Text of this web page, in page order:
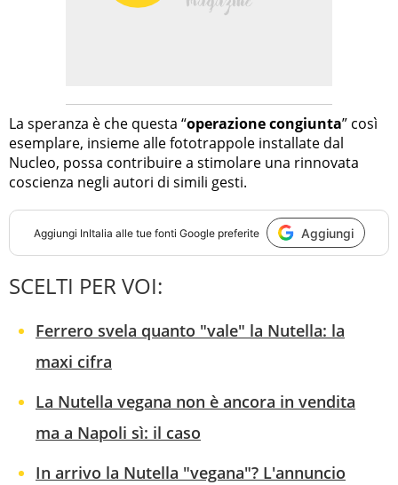
La speranza è che questa “operazione congiunta” così
esemplare, insieme alle fototrappole installate dal
Nucleo, possa contribuire a stimolare una rinnovata
coscienza negli autori di simili gesti.
Aggiungi InItalia alle tue fonti Google preferite Aggiungi
SCELTI PER VOI:
Ferrero svela quanto "vale" la Nutella: la
maxi cifra
La Nutella vegana non è ancora in vendita
ma a Napoli sì: il caso
In arrivo la Nutella "vegana"? L'annuncio